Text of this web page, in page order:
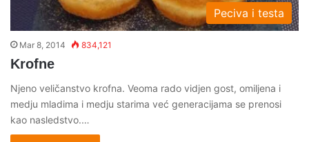
Peciva i testa
Mar 8, 2014 834,121
Krofne
Njeno veličanstvo krofna. Veoma rado vidjen gost, omiljena i
medju mladima i medju starima već generacijama se prenosi
kao nasledstvo.…